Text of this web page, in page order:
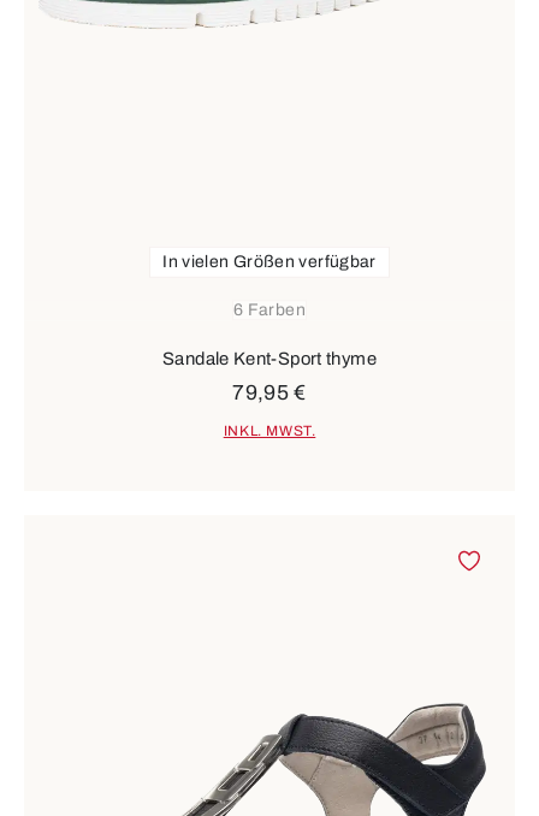
6 Farben
In vielen Größen verfügbar
Sandale Kent-Sport thyme
79,95 €
INKL. MWST.